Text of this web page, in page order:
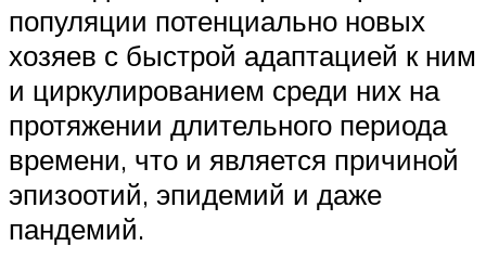
популяции потенциально новых
хозяев с быстрой адаптацией к ним
и циркулированием среди них на
протяжении длительного периода
времени, что и является причиной
эпизоотий, эпидемий и даже
пандемий.